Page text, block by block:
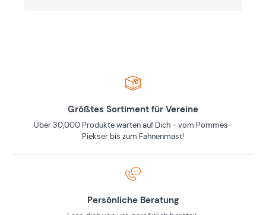
Größtes Sortiment für Vereine
Über 30,000 Produkte warten auf Dich - vom Pommes-
Piekser bis zum Fahnenmast!
Persönliche Beratung